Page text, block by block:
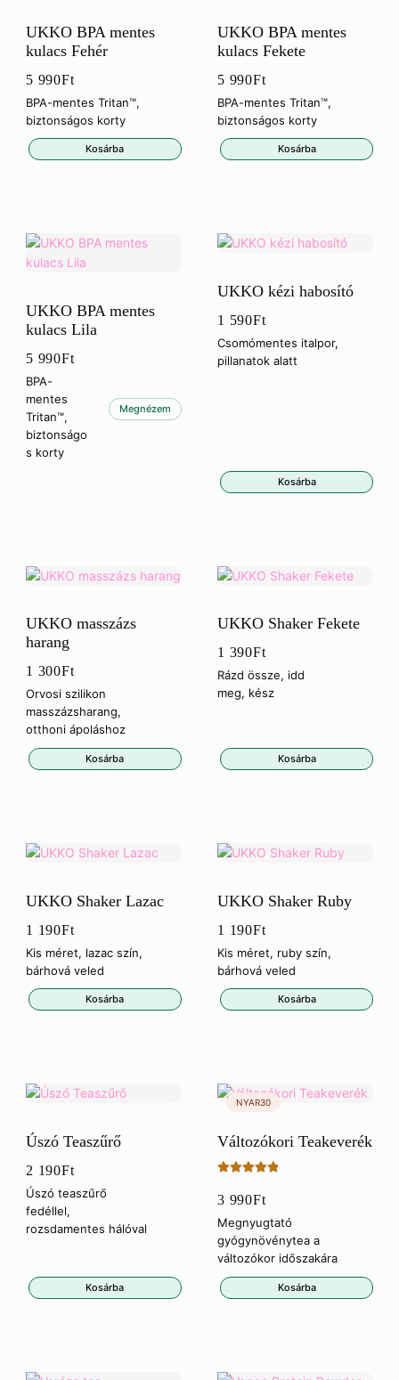
UKKO BPA mentes
kulacs Fehér
5 990Ft
BPA-mentes Tritan™,
biztonságos korty
Kosárba
UKKO BPA mentes
kulacs Fekete
5 990Ft
BPA-mentes Tritan™,
biztonságos korty
Kosárba
UKKO BPA mentes
kulacs Lila
5 990Ft
BPA-
mentes
Tritan™,
biztonságo
s korty
Megnézem
UKKO kézi habosító
1 590Ft
Csomómentes italpor,
pillanatok alatt
Kosárba
UKKO masszázs
harang
1 300Ft
Orvosi szilikon
masszázsharang,
otthoni ápoláshoz
Kosárba
UKKO Shaker Fekete
1 390Ft
Rázd össze, idd
meg, kész
Kosárba
UKKO Shaker Lazac
1 190Ft
Kis méret, lazac szín,
bárhová veled
Kosárba
UKKO Shaker Ruby
1 190Ft
Kis méret, ruby szín,
bárhová veled
Kosárba
Úszó Teaszűrő
2 190Ft
Úszó teaszűrő
fedéllel,
rozsdamentes hálóval
Kosárba
Változókori Teakeverék
5.00/ 5
3 990Ft
Megnyugtató
gyógynövénytea a
változókor időszakára
Kosárba